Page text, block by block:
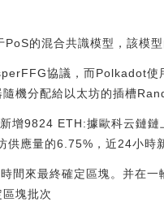
的混合共識模型，該模
協議，而Polkadot使
機分配給以太坊的插槽
增9824 ETH:據歐科云鏈
供應量的6.75%，近24小
間來最終確定區塊。并在
塊批次